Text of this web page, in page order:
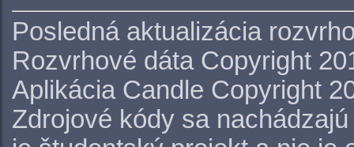
Posledná aktualizácia
Rozvrhové dáta Copyright
Aplikácia Candle Copyright
Zdrojové kódy sa